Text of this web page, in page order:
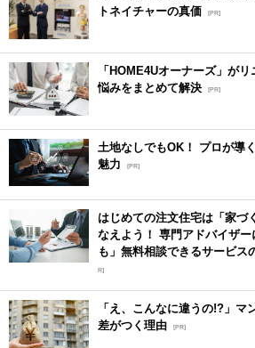
トネイチャーの真価 [PR]
「HOME4Uオーナーズ」が
悩みをまとめて解決 [PR]
土地なしでもOK！ プロが導
魅力
[PR]
はじめての注文住宅は「家づ
なえよう！ 専門アドバイザ
も」無料相談できるサービス
R]
「え、こんなに違うの!?」マ
差がつく理由 [PR]